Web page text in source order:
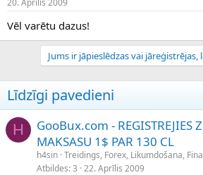
Vēl varētu dazus!
Jums ir jāpieslēdzas vai
Līdzīgi pavedieni
H
GooBux.com - REGISTREJIES
MAKSASU 1$ PAR 130 CL
h4sin Treidings, Forex, Likumdošana,
Atbildes 3 22. Aprīlis 2009